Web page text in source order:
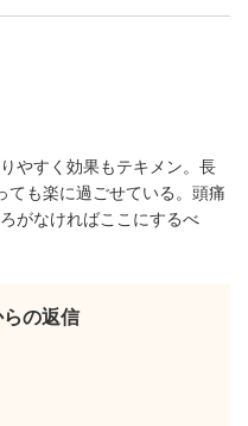
やすく効果もテキメン。長
ても楽に過ごせている。頭痛
がなければここにするべ
の返信